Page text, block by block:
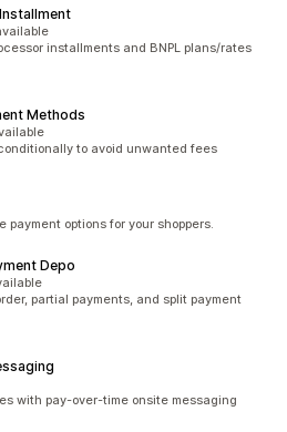
installments and BNPL plans/rates
Methods
to avoid unwanted fees
payment options for your shoppers.
Depo
partial payments, and split payment
with pay-over-time onsite messaging